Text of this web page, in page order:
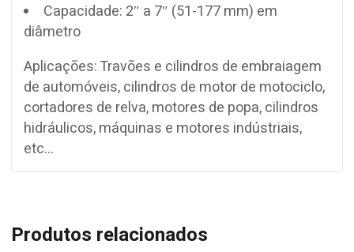
Capacidade: 2″ a 7″ (51-177 mm) em
diâmetro
Aplicações: Travões e cilindros de embraiagem
de automóveis, cilindros de motor de motociclo,
cortadores de relva, motores de popa, cilindros
hidráulicos, máquinas e motores indústriais,
etc…
Produtos relacionados